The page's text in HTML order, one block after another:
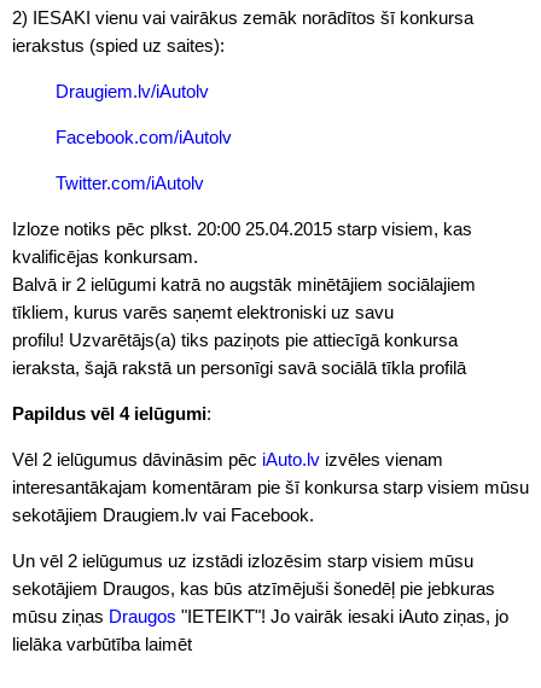
2) IESAKI vienu vai vairākus zemāk norādītos šī konkursa
ierakstus (spied uz saites):
Draugiem.lv/iAutolv
Facebook.com/iAutolv
Twitter.com/iAutolv
Izloze notiks pēc plkst. 20:00 25.04.2015 starp visiem, kas
kvalificējas konkursam.
Balvā ir 2 ielūgumi katrā no augstāk minētājiem sociālajiem
tīkliem, kurus varēs saņemt elektroniski uz savu
profilu! Uzvarētājs(a) tiks paziņots pie attiecīgā konkursa
ieraksta, šajā rakstā un personīgi savā sociālā tīkla profilā
Papildus vēl 4 ielūgumi:
Vēl 2 ielūgumus dāvināsim pēc iAuto.lv izvēles vienam
interesantākajam komentāram pie šī konkursa starp visiem mūsu
sekotājiem Draugiem.lv vai Facebook.
Un vēl 2 ielūgumus uz izstādi izlozēsim starp visiem mūsu
sekotājiem Draugos, kas būs atzīmējuši šonedēļ pie jebkuras
mūsu ziņas Draugos "IETEIKT"! Jo vairāk iesaki iAuto ziņas, jo
lielāka varbūtība laimēt